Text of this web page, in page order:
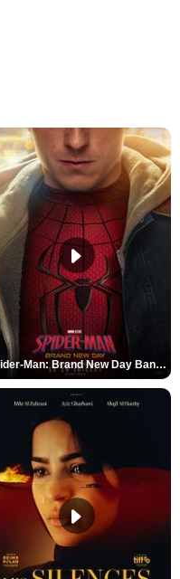
Spider-Man: Brand New Day Bande-annonce VO STFR